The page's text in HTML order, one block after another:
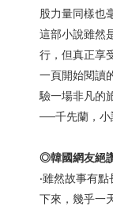
股力量同樣也
這部小說雖然
行，但真正享
一頁開始閱讀
驗一場非凡的
──千先蘭，小
◎韓國網友絕
‧雖然故事有
下來，幾乎一